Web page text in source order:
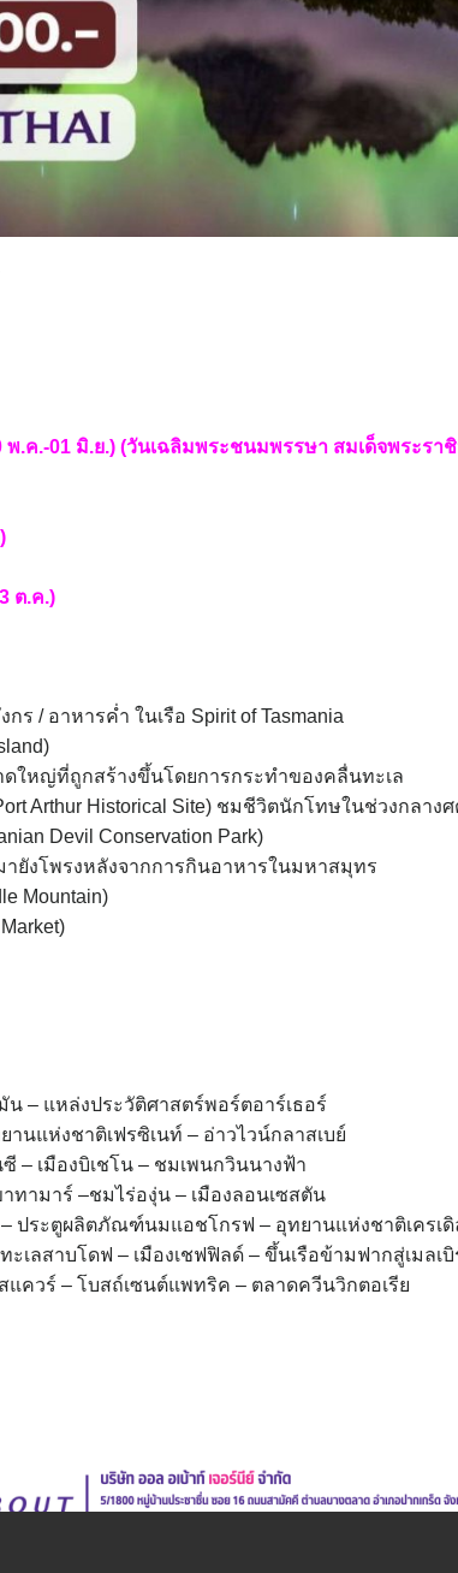
ค.-01 มิ.ย.) (วันเฉลิมพระชนมพรรษา สมเด็จพระรา
ต.ค.)
ร / อาหารค่ำ ในเรือ Spirit of Tasmania
ใหญ่ที่ถูกสร้างขึ้นโดยการกระทำของคลื่นทะเล
Arthur Historical Site) ชมชีวิตนักโทษในช่วงกลาง
Devil Conservation Park)
ยังโพรงหลังจากการกินอาหารในมหาสมุทร
Mountain)
– แหล่งประวัติศาสตร์พอร์ตอาร์เธอร์
แห่งชาติเฟรซิเนท์ – อ่าวไวน์กลาสเบย์
– เมืองบิเชโน – ชมเพนกวินนางฟ้า
ทามาร์ –ชมไร่องุ่น – เมืองลอนเซสตัน
ประตูผลิตภัณฑ์นมแอชโกรฟ – อุทยานแห่งชาติเครเดิ
ลสาบโดฟ – เมืองเชฟฟิลด์ – ขึ้นเรือข้ามฟากสู่เมลเ
แควร์ – โบสถ์เซนต์แพทริค – ตลาดควีนวิกตอเรีย